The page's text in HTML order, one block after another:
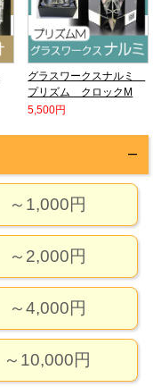
グラスワークスナルミ
プリズム クロックM
5,500円
～1,000円
～2,000円
～4,000円
～10,000円